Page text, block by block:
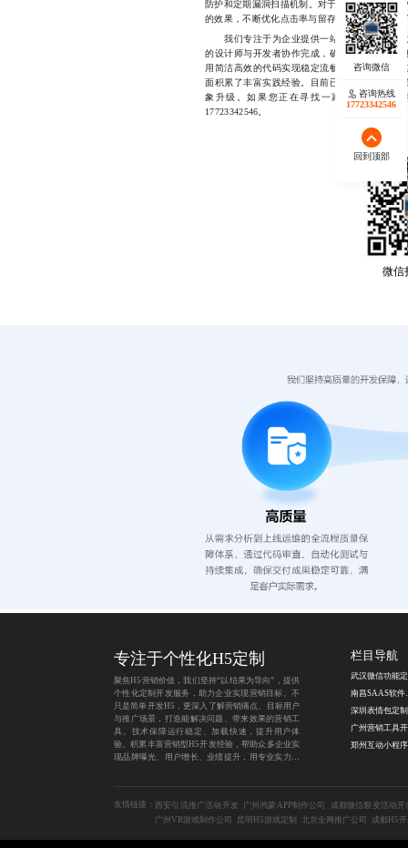
防护和定期漏洞扫描机制。对于希望提升转化
的效果，不断优化点击率与留存率。这些细节虽
我们专注于为企业提供一站式网站开发解决
的设计师与开发者协作完成，确保每一个细节
用简洁高效的代码实现稳定流畅的交互体验，
面积累了丰富实践经验。目前已有数十家客户
象升级。如果您正在寻找一家可靠、透明
17723342546。
微信
咨询热线
17723342546
回到顶部
专注于个性化H5定制
聚焦H5营销价值，我们坚持“以结果为导向”，提供
个性化定制开发服务，助力企业实现营销目标。不
只是简单开发H5，更深入了解营销痛点、目标用户
与推广场景，打造能解决问题、带来效果的营销工
具。技术保障运行稳定、加载快速，提升用户体
验。积累丰富营销型H5开发经验，帮助众多企业实
现品牌曝光、用户增长、业绩提升，用专业实力为
栏目导航
南
友情链接： 西安引流推广活动开发 广州鸿蒙APP制作公司
成都微信裂变活动开
广州VR游戏制作公司
昆明H5游戏定制 北京全网推广公司 成都H5